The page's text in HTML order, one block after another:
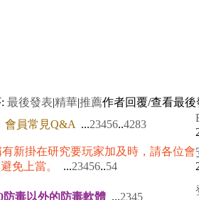
最後發表|精華|推薦作者回覆/查看最後
會員常見Q&A ...23456..4283
新掛在研究要玩家加及時，請各位會
免上當。
...23456..54
防毒以外的防毒軟體 ...2345